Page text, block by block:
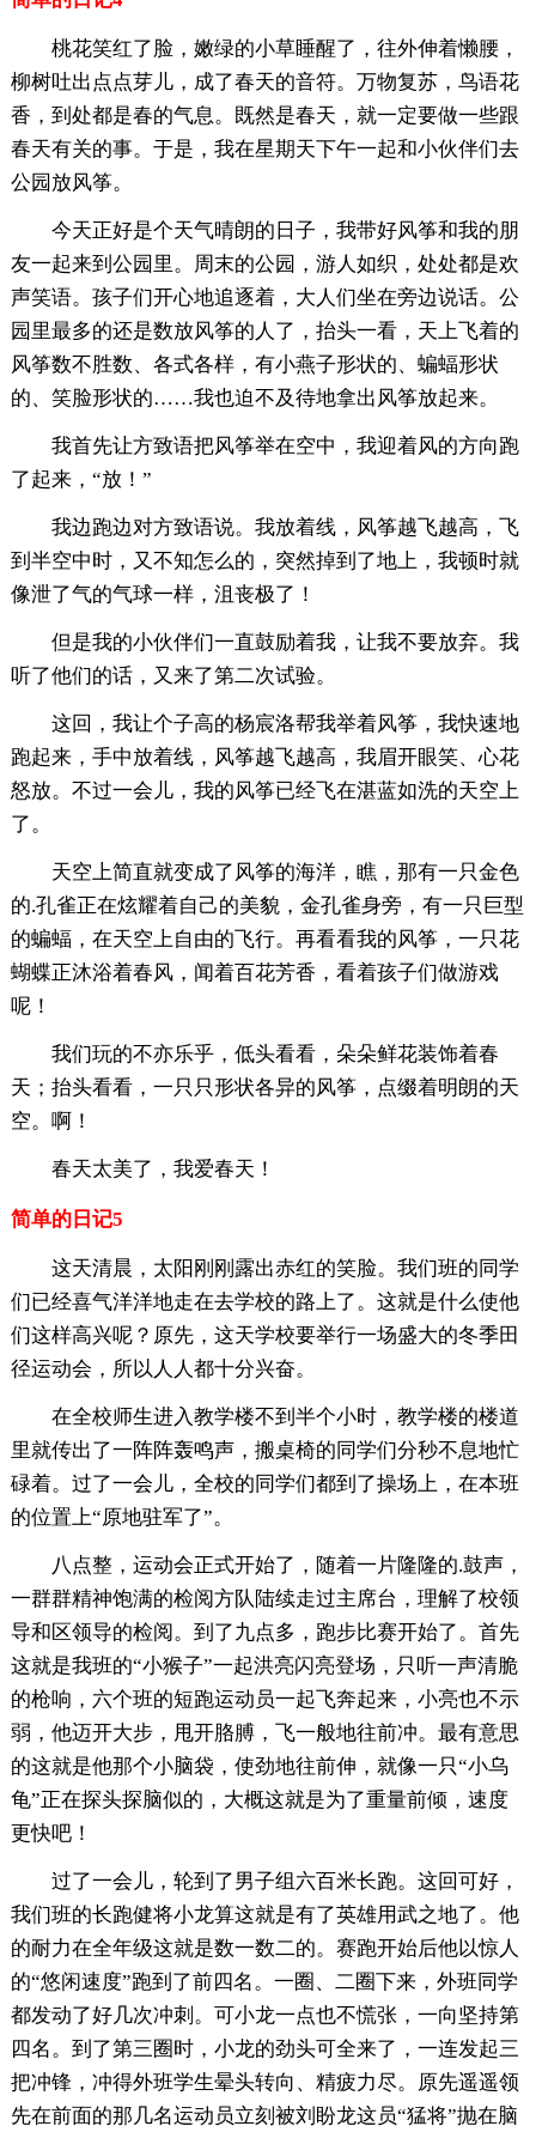
桃花笑红了脸，嫩绿的小草睡醒了，往外伸着懒腰，
柳树吐出点点芽儿，成了春天的音符。万物复苏，鸟语花
香，到处都是春的气息。既然是春天，就一定要做一些跟
春天有关的事。于是，我在星期天下午一起和小伙伴们去
公园放风筝。
今天正好是个天气晴朗的日子，我带好风筝和我的朋
友一起来到公园里。周末的公园，游人如织，处处都是欢
声笑语。孩子们开心地追逐着，大人们坐在旁边说话。公
园里最多的还是数放风筝的人了，抬头一看，天上飞着的
风筝数不胜数、各式各样，有小燕子形状的、蝙蝠形状
的、笑脸形状的……我也迫不及待地拿出风筝放起来。
我首先让方致语把风筝举在空中，我迎着风的方向跑
了起来，“放！”
我边跑边对方致语说。我放着线，风筝越飞越高，飞
到半空中时，又不知怎么的，突然掉到了地上，我顿时就
像泄了气的气球一样，沮丧极了！
但是我的小伙伴们一直鼓励着我，让我不要放弃。我
听了他们的话，又来了第二次试验。
这回，我让个子高的杨宸洛帮我举着风筝，我快速地
跑起来，手中放着线，风筝越飞越高，我眉开眼笑、心花
怒放。不过一会儿，我的风筝已经飞在湛蓝如洗的天空上
了。
天空上简直就变成了风筝的海洋，瞧，那有一只金色
的.孔雀正在炫耀着自己的美貌，金孔雀身旁，有一只巨型
的蝙蝠，在天空上自由的飞行。再看看我的风筝，一只花
蝴蝶正沐浴着春风，闻着百花芳香，看着孩子们做游戏
呢！
我们玩的不亦乐乎，低头看看，朵朵鲜花装饰着春
天；抬头看看，一只只形状各异的风筝，点缀着明朗的天
空。啊！
春天太美了，我爱春天！
简单的日记5
这天清晨，太阳刚刚露出赤红的笑脸。我们班的同学
们已经喜气洋洋地走在去学校的路上了。这就是什么使他
们这样高兴呢？原先，这天学校要举行一场盛大的冬季田
径运动会，所以人人都十分兴奋。
在全校师生进入教学楼不到半个小时，教学楼的楼道
里就传出了一阵阵轰鸣声，搬桌椅的同学们分秒不息地忙
碌着。过了一会儿，全校的同学们都到了操场上，在本班
的位置上“原地驻军了”。
八点整，运动会正式开始了，随着一片隆隆的.鼓声，
一群群精神饱满的检阅方队陆续走过主席台，理解了校领
导和区领导的检阅。到了九点多，跑步比赛开始了。首先
这就是我班的“小猴子”一起洪亮闪亮登场，只听一声清脆
的枪响，六个班的短跑运动员一起飞奔起来，小亮也不示
弱，他迈开大步，甩开胳膊，飞一般地往前冲。最有意思
的这就是他那个小脑袋，使劲地往前伸，就像一只“小乌
龟”正在探头探脑似的，大概这就是为了重量前倾，速度
更快吧！
过了一会儿，轮到了男子组六百米长跑。这回可好，
我们班的长跑健将小龙算这就是有了英雄用武之地了。他
的耐力在全年级这就是数一数二的。赛跑开始后他以惊人
的“悠闲速度”跑到了前四名。一圈、二圈下来，外班同学
都发动了好几次冲刺。可小龙一点也不慌张，一向坚持第
四名。到了第三圈时，小龙的劲头可全来了，一连发起三
把冲锋，冲得外班学生晕头转向、精疲力尽。原先遥遥领
先在前面的那几名运动员立刻被刘盼龙这员“猛将”抛在脑